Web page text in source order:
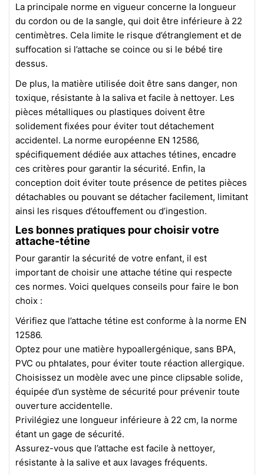
La principale norme en vigueur concerne la longueur
du cordon ou de la sangle, qui doit être inférieure à 22
centimètres. Cela limite le risque d’étranglement et de
suffocation si l’attache se coince ou si le bébé tire
dessus.
De plus, la matière utilisée doit être sans danger, non
toxique, résistante à la saliva et facile à nettoyer. Les
pièces métalliques ou plastiques doivent être
solidement fixées pour éviter tout détachement
accidentel. La norme européenne EN 12586,
spécifiquement dédiée aux attaches tétines, encadre
ces critères pour garantir la sécurité. Enfin, la
conception doit éviter toute présence de petites pièces
détachables ou pouvant se détacher facilement, limitant
ainsi les risques d’étouffement ou d’ingestion.
Les bonnes pratiques pour choisir votre
attache-tétine
Pour garantir la sécurité de votre enfant, il est
important de choisir une attache tétine qui respecte
ces normes. Voici quelques conseils pour faire le bon
choix :
Vérifiez que l’attache tétine est conforme à la norme EN
12586.
Optez pour une matière hypoallergénique, sans BPA,
PVC ou phtalates, pour éviter toute réaction allergique.
Choisissez un modèle avec une pince clipsable solide,
équipée d’un système de sécurité pour prévenir toute
ouverture accidentelle.
Privilégiez une longueur inférieure à 22 cm, la norme
étant un gage de sécurité.
Assurez-vous que l’attache est facile à nettoyer,
résistante à la salive et aux lavages fréquents.